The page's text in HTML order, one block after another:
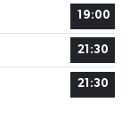
19:00
21:30
21:30